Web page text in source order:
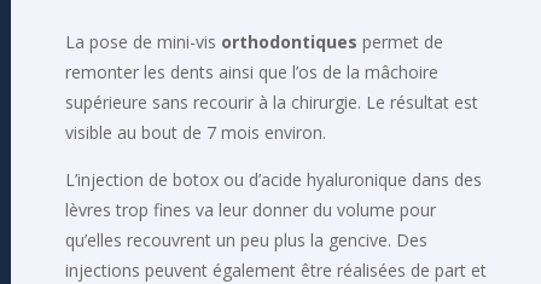
La pose de mini-vis orthodontiques permet de
remonter les dents ainsi que l’os de la mâchoire
supérieure sans recourir à la chirurgie. Le résultat est
visible au bout de 7 mois environ.
L’injection de botox ou d’acide hyaluronique dans des
lèvres trop fines va leur donner du volume pour
qu’elles recouvrent un peu plus la gencive. Des
injections peuvent également être réalisées de part et